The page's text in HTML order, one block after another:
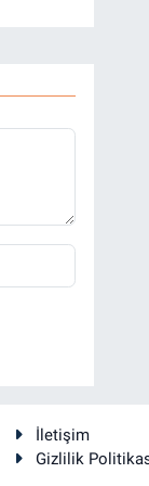
İletişim
Gizlilik